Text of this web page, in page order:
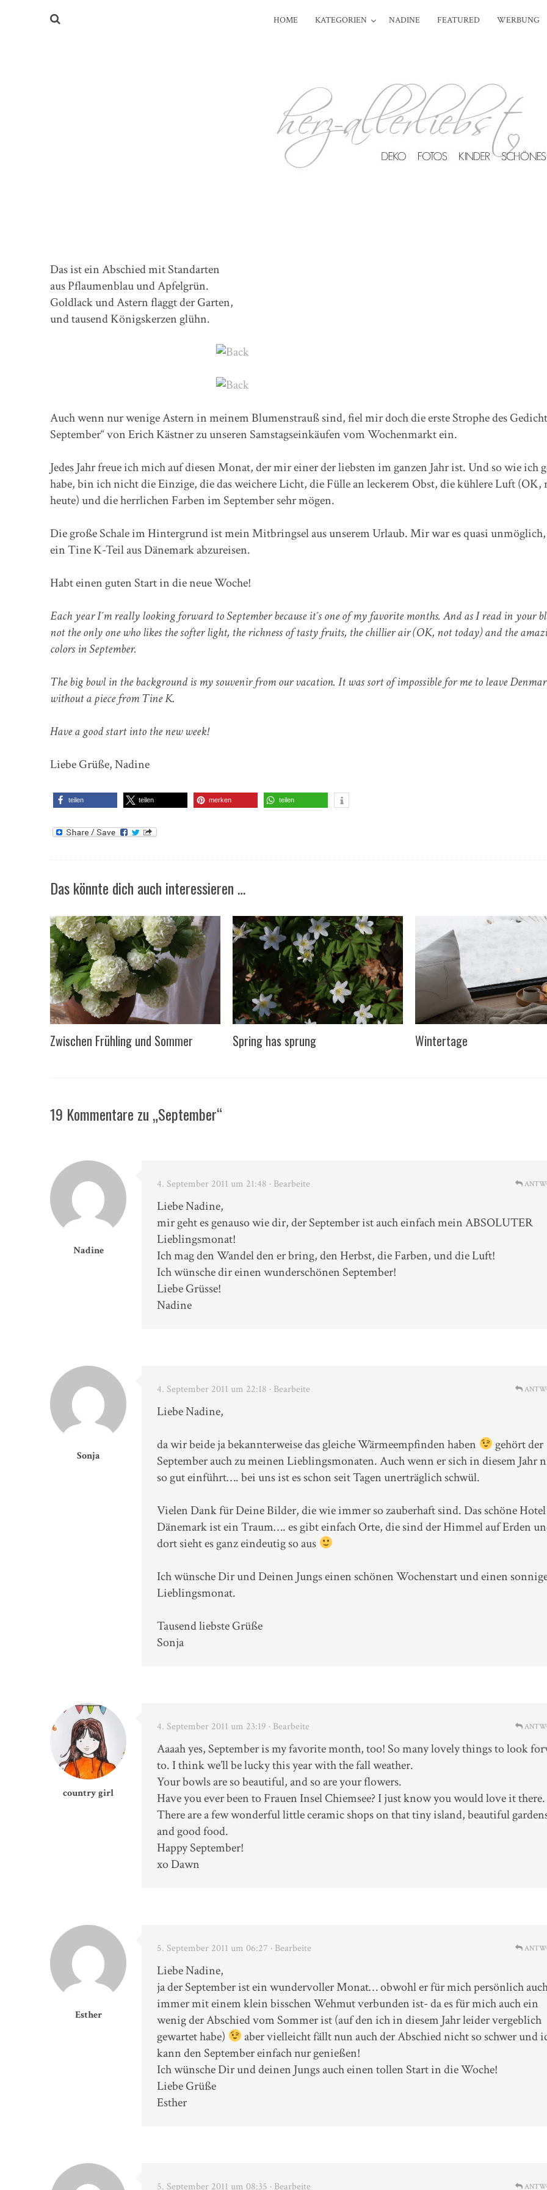
HOME KATEGORIEN NADINE FEATURED WERBUNG
Das ist ein Abschied mit Standarten
aus Pflaumenblau und Apfelgrün.
Goldlack und Astern flaggt der Garten,
und tausend Königskerzen glühn.
Auch wenn nur wenige Astern in meinem Blumenstrauß sind, fiel mir doch die erste Strophe des
September“ von Erich Kästner zu unseren Samstagseinkäufen vom Wochenmarkt ein.
Jedes Jahr freue ich mich auf diesen Monat, der mir einer der liebsten im ganzen Jahr ist. Und so wie ich
habe, bin ich nicht die Einzige, die das weichere Licht, die Fülle an leckerem Obst, die kühlere Luft (OK,
heute) und die herrlichen Farben im September sehr mögen.
Die große Schale im Hintergrund ist mein Mitbringsel aus unserem Urlaub. Mir war es quasi
ein Tine K-Teil aus Dänemark abzureisen.
Habt einen guten Start in die neue Woche!
Each year I´m really looking forward to September because it´s one of my favorite months. And as I read in your
not the only one who likes the softer light, the richness of tasty fruits, the chillier air (OK, not today) and the
colors in September.
The big bowl in the background is my souvenir from our vacation. It was sort of impossible for me to leave
without a piece from Tine K.
Have a good start into the new week!
Liebe Grüße, Nadine
teilen teilen merken teilen
Das könnte dich auch interessieren …
Zwischen Frühling und Sommer Spring has sprung Wintertage
19 Kommentare zu „September“
Nadine
4. September 2011 um 21:48 · Bearbeite
Liebe Nadine,
mir geht es genauso wie dir, der September ist auch einfach mein ABSOLUTER
Lieblingsmonat!
Ich mag den Wandel den er bring, den Herbst, die Farben, und die Luft!
Ich wünsche dir einen wunderschönen September!
Liebe Grüsse!
Nadine
Sonja
4. September 2011 um 22:18 · Bearbeite
Liebe Nadine,
da wir beide ja bekannterweise das gleiche Wärmeempfinden haben
gehört der
September auch zu meinen Lieblingsmonaten. Auch wenn er sich in diesem Jahr
so gut einführt…. bei uns ist es schon seit Tagen unerträglich schwül.
Vielen Dank für Deine Bilder, die wie immer so zauberhaft sind. Das schöne
Dänemark ist ein Traum…. es gibt einfach Orte, die sind der Himmel auf Erden
dort sieht es ganz eindeutig so aus
Ich wünsche Dir und Deinen Jungs einen schönen Wochenstart und einen
Lieblingsmonat.
Tausend liebste Grüße
Sonja
country girl
4. September 2011 um 23:19 · Bearbeite
Aaaah yes, September is my favorite month, too! So many lovely things to look
to. I think we’ll be lucky this year with the fall weather.
Your bowls are so beautiful, and so are your flowers.
Have you ever been to Frauen Insel Chiemsee? I just know you would love it there.
There are a few wonderful little ceramic shops on that tiny island, beautiful
and good food.
Happy September!
xo Dawn
Esther
5. September 2011 um 06:27 · Bearbeite
Liebe Nadine,
ja der September ist ein wundervoller Monat… obwohl er für mich persönlich
immer mit einem klein bisschen Wehmut verbunden ist- da es für mich auch ein
wenig der Abschied vom Sommer ist (auf den ich in diesem Jahr leider vergeblich
gewartet habe)
aber vielleicht fällt nun auch der Abschied nicht so schwer und
kann den September einfach nur genießen!
Ich wünsche Dir und deinen Jungs auch einen tollen Start in die Woche!
Liebe Grüße
Esther
5. September 2011 um 08:35 · Bearbeite